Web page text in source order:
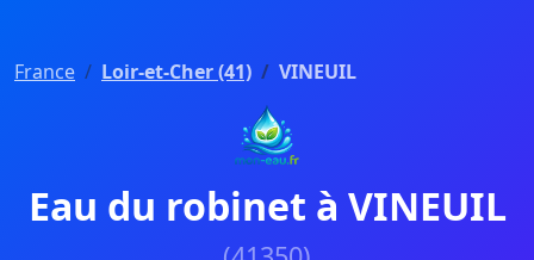
France Loir-et-Cher (41) VINEUIL
Eau du robinet à VINEUIL